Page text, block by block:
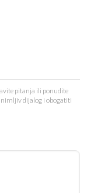
pitanja ili ponudite
dijalog i obogatiti